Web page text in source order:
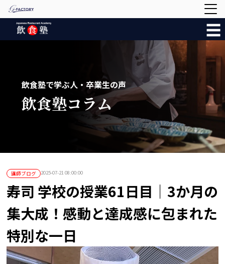
☰
飲食塾で学ぶ人・卒業生の声
飲食塾コラム
講師ブログ 2025-07-21 08:00:00
寿司 学校の授業61日目｜3か月の
集大成！感動と達成感に包まれた
特別な一日